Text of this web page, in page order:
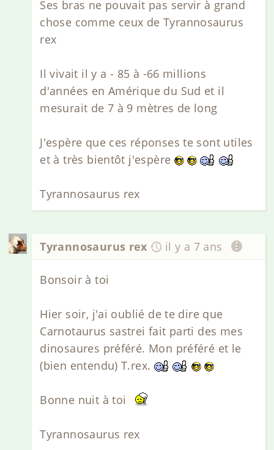
Ses bras ne pouvait pas servir à grand
chose comme ceux de Tyrannosaurus
rex
Il vivait il y a - 85 à -66 millions
d'années en Amérique du Sud et il
mesurait de 7 à 9 mètres de long
J'espère que ces réponses te sont utiles
et à très bientôt j'espère
Tyrannosaurus rex
Tyrannosaurus rex il y a 7 ans
Bonsoir à toi
Hier soir, j'ai oublié de te dire que
Carnotaurus sastrei fait parti des mes
dinosaures préféré. Mon préféré et le
(bien entendu) T.rex.
Bonne nuit à toi
Tyrannosaurus rex